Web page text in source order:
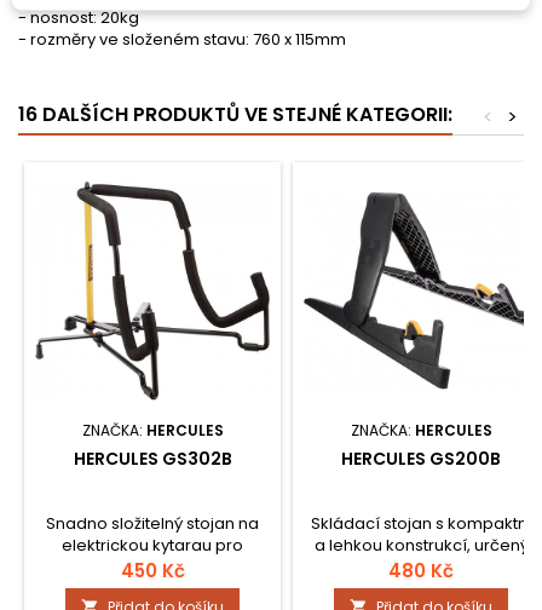
- nosnost: 20kg
- rozměry ve složeném stavu: 760 x 115mm
16 DALŠÍCH PRODUKTŮ VE STEJNÉ KATEGORII: >
<
ZNAČKA: HERCULES
HERCULES GS302B
Snadno složitelný stojan na
elektrickou kytarau pro
snadné přenášení, speciální
pěna nepoškozující lak na
450 Kč
ZNAČKA: HERCULES
HERCULES GS200B
Skládací stojan s kompaktní
a lehkou konstrukcí, určený
pro elektrickou nebo
akustickou kytaru vyrobený z
480 Kč